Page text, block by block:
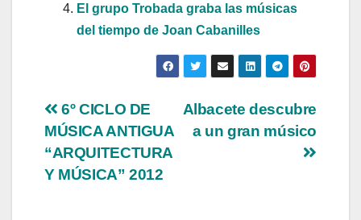
El grupo Trobada graba las músicas
del tiempo de Joan Cabanilles
Navegación
de
entradas
Albacete descubre
a un gran músico
6º CICLO DE
MÚSICA ANTIGUA
“ARQUITECTURA
Y MÚSICA” 2012